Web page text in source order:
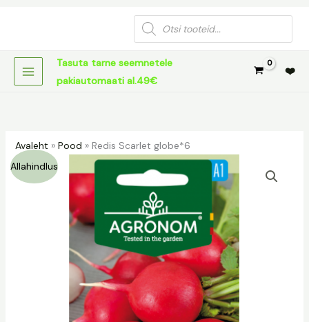
Products
search
Tasuta tarne seemnetele
pakiautomaati al.49€
❤️
Avaleht » Pood » Redis Scarlet globe*6
Allahindlus
Algne
hind
oli:
1,09 €.
Praegune
hind
on:
0,50 €.
Redis
Scarlet